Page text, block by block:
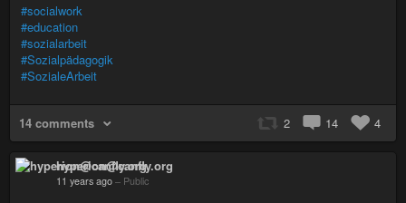
#socialwork
#education
#sozialarbeit
#Sozialpädagogik
#SozialeArbeit
14 comments 2 14 4
hyperion@canfly.org
11 years ago – Public